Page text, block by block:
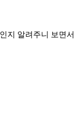
알려주니 보면서